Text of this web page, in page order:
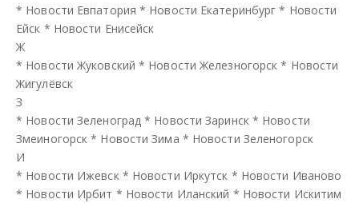
* Новости Евпатория * Новости Екатеринбург * Новости
Ейск * Новости Енисейск
Ж
* Новости Жуковский * Новости Железногорск * Новости
Жигулёвск
З
* Новости Зеленоград * Новости Заринск* Новости
Змеиногорск * Новости Зима * Новости Зеленогорск
И
* Новости Ижевск* Новости Иркутск * Новости Иваново
* Новости Ирбит * Новости Иланский * Новости Искитим